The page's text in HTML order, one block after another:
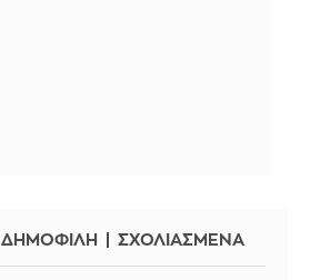
ΔΗΜΟΦΙΛΗ ΣΧΟΛΙΑΣΜΕΝΑ